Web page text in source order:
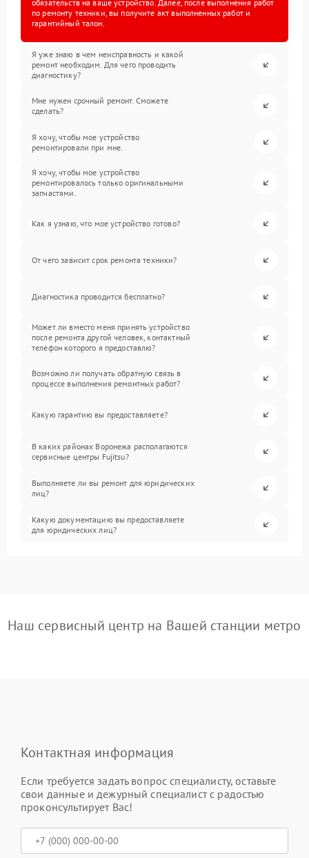
обязательств на ваше устройство. Далее, после выполнения работ
по ремонту техники, вы получите акт выполненных работ и
гарантийный талон.
Я уже знаю в чем неисправность и какой
ремонт необходим. Для чего проводить
диагностику?
Мне нужен срочный ремонт. Сможете
сделать?
Я хочу, чтобы мое устройство
ремонтировали при мне.
Я хочу, чтобы мое устройство
ремонтировалось только оригинальными
запчастями.
Как я узнаю, что мое устройство готово?
От чего зависит срок ремонта техники?
Диагностика проводится бесплатно?
Может ли вместо меня принять устройство
после ремонта другой человек, контактный
телефон которого я предоставлю?
Возможно ли получать обратную связь в
процессе выполнения ремонтных работ?
Какую гарантию вы предоставляете?
В каких районах Воронежа располагаются
сервисные центры Fujitsu?
Выполняете ли вы ремонт для юридических
лиц?
Какую документацию вы предоставляете
для юридических лиц?
Наш сервисный центр на Вашей станции метро
Контактная информация
Если требуется задать вопрос специалисту, оставьте
свои данные и дежурный специалист с радостью
проконсультирует Вас!